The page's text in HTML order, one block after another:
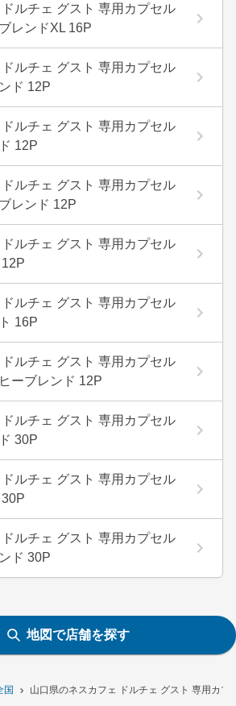
国 山口県のネスカフェ ドルチェ グスト 専用カ
ルチェ グスト 専用カプセル
レンドXL 16P
ルチェ グスト 専用カプセル
ド 12P
ルチェ グスト 専用カプセル
12P
ルチェ グスト 専用カプセル
レンド 12P
ルチェ グスト 専用カプセル
ルチェ グスト 専用カプセル
16P
ルチェ グスト 専用カプセル
ーブレンド 12P
ルチェ グスト 専用カプセル
30P
ルチェ グスト 専用カプセル
ルチェ グスト 専用カプセル
ド 30P
地図で店舗を探す